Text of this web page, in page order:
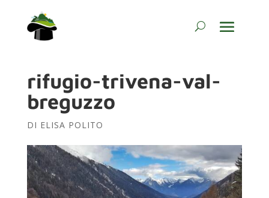
rifugio-trivena-val-
breguzzo
DI ELISA POLITO